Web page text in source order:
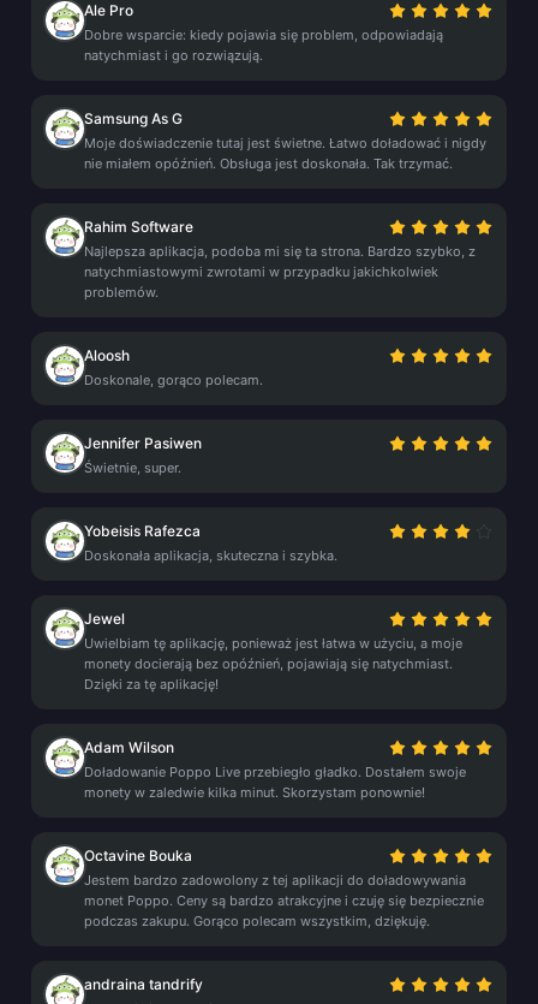
Ale Pro
Dobre wsparcie: kiedy pojawia się problem, odpowiadają
natychmiast i go rozwiązują.
Samsung As G
Moje doświadczenie tutaj jest świetne. Łatwo doładować i nigdy
nie miałem opóźnień. Obsługa jest doskonała. Tak trzymać.
Rahim Software
Najlepsza aplikacja, podoba mi się ta strona. Bardzo szybko, z
natychmiastowymi zwrotami w przypadku jakichkolwiek
problemów.
Aloosh
Doskonale, gorąco polecam.
Jennifer Pasiwen
Świetnie, super.
Yobeisis Rafezca
Doskonała aplikacja, skuteczna i szybka.
Jewel
Uwielbiam tę aplikację, ponieważ jest łatwa w użyciu, a moje
monety docierają bez opóźnień, pojawiają się natychmiast.
Dzięki za tę aplikację!
Adam Wilson
Doładowanie Poppo Live przebiegło gładko. Dostałem swoje
monety w zaledwie kilka minut. Skorzystam ponownie!
Octavine Bouka
Jestem bardzo zadowolony z tej aplikacji do doładowywania
monet Poppo. Ceny są bardzo atrakcyjne i czuję się bezpiecznie
podczas zakupu. Gorąco polecam wszystkim, dziękuję.
andraina tandrify